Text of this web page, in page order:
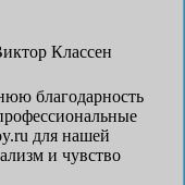
Классен
благодарность
для нашей
и чувство